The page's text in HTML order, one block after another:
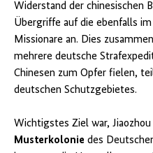
Widerstand der chinesischen
Übergriffe auf die ebenfalls
Missionare an. Dies
mehrere deutsche
Chinesen zum Opfer fielen,
deutschen Schutzgebietes.
Wichtigstes Ziel war,
Musterkolonie des